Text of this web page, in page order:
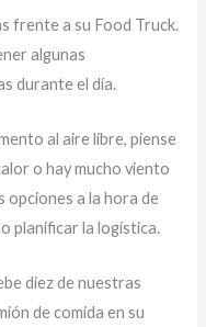
frente a su Food Truck.
algunas
durante el día.
al aire libre, piense
o hay mucho viento
opciones a la hora de
planificar la logística.
diez de nuestras
de comida en su